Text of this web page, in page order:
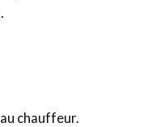
chauffeur.